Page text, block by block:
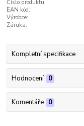
Číslo produktu:
EAN kód:
Výrobce:
Záruka:
Kompletní specifikace
Hodnocení 0
Komentáře 0